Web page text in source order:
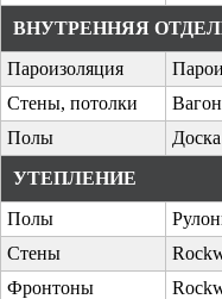
ВНУТРЕННЯЯ
Пароизоляция
Стены, потолки
Полы
УТЕПЛЕНИЕ
Полы
Стены
Фронтоны